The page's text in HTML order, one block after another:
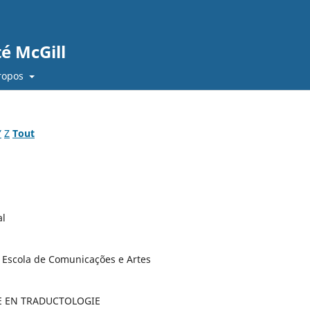
McGill
Z Tout
de Comunicações e Artes
EN TRADUCTOLOGIE